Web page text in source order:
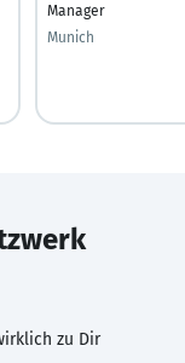
Manager
Munich
zu Dir